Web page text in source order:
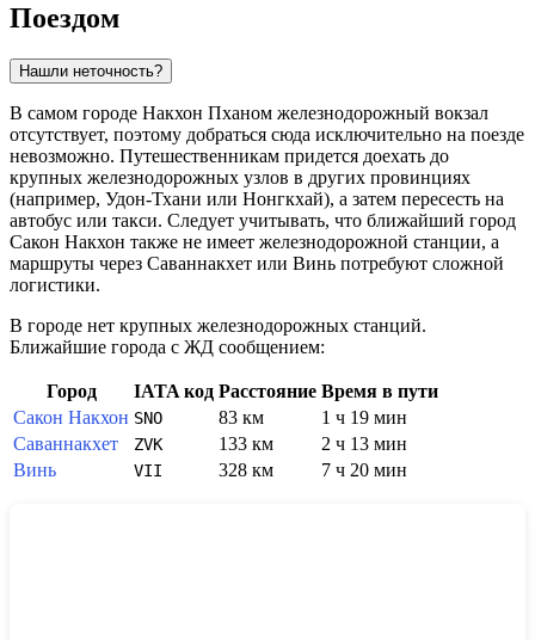
Поездом
Нашли неточность?
В самом городе Накхон Пханом железнодорожный вокзал
отсутствует, поэтому добраться сюда исключительно на поезде
невозможно. Путешественникам придется доехать до
крупных железнодорожных узлов в других провинциях
(например, Удон-Тхани или Нонгкхай), а затем пересесть на
автобус или такси. Следует учитывать, что ближайший город
Сакон Накхон также не имеет железнодорожной станции, а
маршруты через Саваннакхет или Винь потребуют сложной
логистики.
В городе нет крупных железнодорожных станций.
Ближайшие города с ЖД сообщением:
Город IATA код Расстояние Время в пути
Сакон Накхон SNO 83 км
1 ч 19 мин
Саваннакхет
ZVK 133 км
2 ч 13 мин
Винь
VII 328 км 7 ч 20 мин